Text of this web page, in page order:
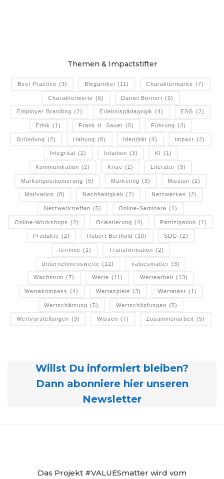
Themen & Impactstifter
Best Practice (3) Blogartikel (11) Charaktermarke (7)
Charakterwerte (6) Daniel Börnert (9)
Employer Branding (2) Erlebnispädagogik (4) ESG (2)
Ethik (1) Frank H. Sauer (5) Führung (3)
Gründung (2) Haltung (8) Identität (4) Impact (2)
Integrität (2) Intuition (3) KI (1)
Kommunikation (2) Krise (2) Literatur (3)
Markenpositionierung (5) Marketing (3) Mission (2)
Motivation (8) Nachhaltigkeit (2) Netzwerken (2)
Netzwerktreffen (5) Online-Seminare (1)
Online-Workshops (2) Orientierung (4) Partizipation (1)
Produkte (2) Robert Berthold (10) SDG (2)
Termine (1) Transformation (2)
Unternehmenswerte (12) valuesmatter (3)
Wachstum (7) Werte (11) Wertearbeit (13)
Wertekompass (4) Wertespiele (3) Wertetest (1)
Wertschätzung (5) Wertschöpfungen (5)
Wertvorstellungen (3) Wissen (7) Zusammenarbeit (5)
Willst Du informiert bleiben?
Dann abonniere hier unseren
Newsletter
Das Projekt #VALUESmatter wird vom